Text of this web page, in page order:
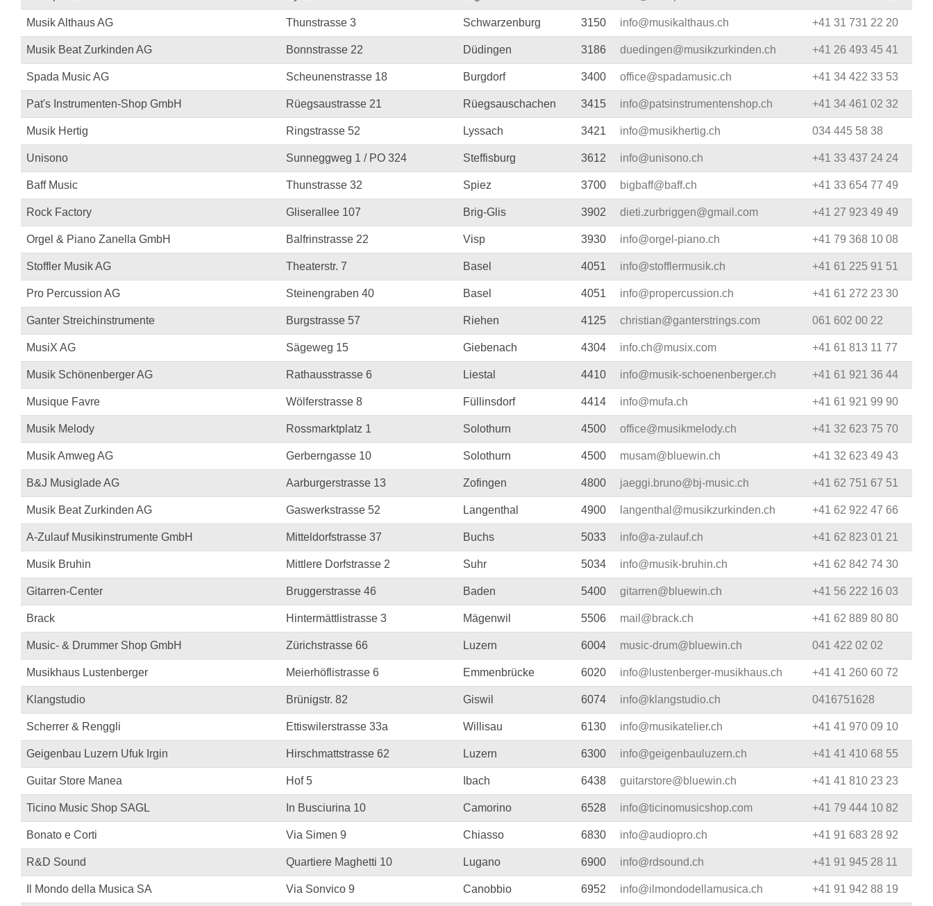
Musik Althaus AG Thunstrasse 3 Schwarzenburg 3150 info@musikalthaus.ch +41 31 731 22 20
Musik Beat Zurkinden AG Bonnstrasse 22 Düdingen 3186 duedingen@musikzurkinden.ch +41 26 493 45 41
Spada Music AG Scheunenstrasse 18 Burgdorf 3400 office@spadamusic.ch +41 34 422 33 53
Pat's Instrumenten-Shop GmbH Rüegsaustrasse 21 Rüegsauschachen 3415 info@patsinstrumentenshop.ch +41 34 461 02 32
Musik Hertig Ringstrasse 52 Lyssach 3421 info@musikhertig.ch 034 445 58 38
Unisono Sunneggweg 1 / PO 324 Steffisburg 3612 info@unisono.ch +41 33 437 24 24
Baff Music Thunstrasse 32 Spiez 3700 bigbaff@baff.ch +41 33 654 77 49
Rock Factory Gliserallee 107 Brig-Glis 3902 dieti.zurbriggen@gmail.com +41 27 923 49 49
Orgel & Piano Zanella GmbH Balfrinstrasse 22 Visp 3930 info@orgel-piano.ch +41 79 368 10 08
Stoffler Musik AG Theaterstr. 7 Basel 4051 info@stofflermusik.ch +41 61 225 91 51
Pro Percussion AG Steinengraben 40 Basel 4051 info@propercussion.ch +41 61 272 23 30
Ganter Streichinstrumente Burgstrasse 57 Riehen 4125 christian@ganterstrings.com 061 602 00 22
MusiX AG Sägeweg 15 Giebenach 4304 info.ch@musix.com +41 61 813 11 77
Musik Schönenberger AG Rathausstrasse 6 Liestal 4410 info@musik-schoenenberger.ch +41 61 921 36 44
Musique Favre Wölferstrasse 8 Füllinsdorf 4414 info@mufa.ch +41 61 921 99 90
Musik Melody Rossmarktplatz 1 Solothurn 4500 office@musikmelody.ch +41 32 623 75 70
Musik Amweg AG Gerberngasse 10 Solothurn 4500 musam@bluewin.ch +41 32 623 49 43
B&J Musiglade AG Aarburgerstrasse 13 Zofingen 4800 jaeggi.bruno@bj-music.ch +41 62 751 67 51
Musik Beat Zurkinden AG Gaswerkstrasse 52 Langenthal 4900 langenthal@musikzurkinden.ch +41 62 922 47 66
A-Zulauf Musikinstrumente GmbH Mitteldorfstrasse 37 Buchs 5033 info@a-zulauf.ch +41 62 823 01 21
Musik Bruhin Mittlere Dorfstrasse 2 Suhr 5034 info@musik-bruhin.ch +41 62 842 74 30
Gitarren-Center Bruggerstrasse 46 Baden 5400 gitarren@bluewin.ch +41 56 222 16 03
Brack Hintermättlistrasse 3 Mägenwil 5506 mail@brack.ch +41 62 889 80 80
Music- & Drummer Shop GmbH Zürichstrasse 66 Luzern 6004 music-drum@bluewin.ch 041 422 02 02
Musikhaus Lustenberger Meierhöflistrasse 6 Emmenbrücke 6020 info@lustenberger-musikhaus.ch +41 41 260 60 72
Klangstudio Brünigstr. 82 Giswil 6074 info@klangstudio.ch 0416751628
Scherrer & Renggli Ettiswilerstrasse 33a Willisau 6130 info@musikatelier.ch +41 41 970 09 10
Geigenbau Luzern Ufuk Irgin Hirschmattstrasse 62 Luzern 6300 info@geigenbauluzern.ch +41 41 410 68 55
Guitar Store Manea Hof 5 Ibach 6438 guitarstore@bluewin.ch +41 41 810 23 23
Ticino Music Shop SAGL In Busciurina 10 Camorino 6528 info@ticinomusicshop.com +41 79 444 10 82
Bonato e Corti Via Simen 9 Chiasso 6830 info@audiopro.ch +41 91 683 28 92
R&D Sound Quartiere Maghetti 10 Lugano 6900 info@rdsound.ch +41 91 945 28 11
Il Mondo della Musica SA Via Sonvico 9 Canobbio 6952 info@ilmondodellamusica.ch +41 91 942 88 19